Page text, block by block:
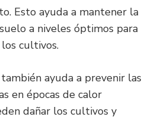
Esto ayuda a mantener la
a niveles óptimos para
cultivos.
ayuda a prevenir las
en épocas de calor
dañar los cultivos y